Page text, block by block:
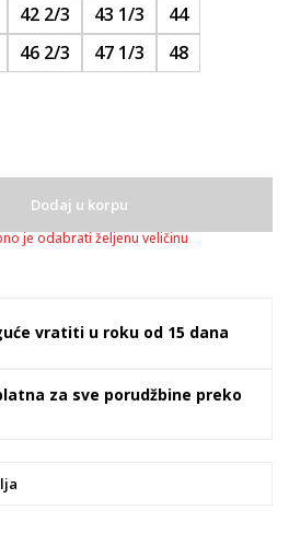
42 2/3 43 1/3
44
46 2/3 47 1/3
48
Dodaj u korpu
je odabrati željenu veličinu
vratiti u roku od 15 dana
za sve porudžbine preko